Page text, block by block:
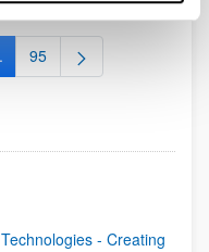
intermedias Use TAB
Página
95
- Creating